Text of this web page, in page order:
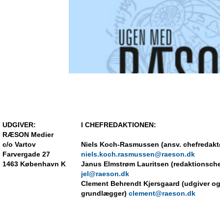
UDGIVER:
RÆSON Medier
c/o Vartov
Farvergade 27
1463 København K
I CHEFREDAKTIONEN:
Niels Koch-Rasmussen (ansv.
niels.koch.rasmussen@raeson.dk
Janus Elmstrøm Lauritsen
jel@raeson.dk
Clement Behrendt Kjersgaard (udgiver og
grundlægger) clement@raeson.dk